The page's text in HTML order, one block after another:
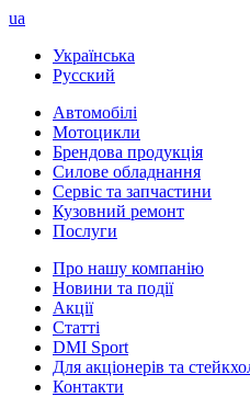
ua
Українська
Русский
Автомобілі
Мотоцикли
Брендова продукція
Силове обладнання
Сервіс та запчастини
Кузовний ремонт
Послуги
Про нашу компанію
Новини та події
Акції
Статті
DMI Sport
Для акціонерів та
Контакти